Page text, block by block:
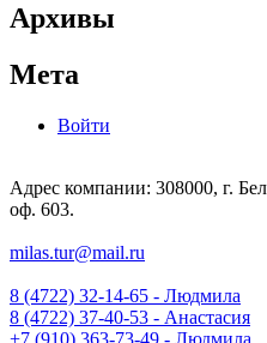
Архивы
Мета
Войти
Адрес компании: 308000, г.
оф. 603.
milas.tur@mail.ru
8 (4722) 32-14-65 - Людмила
8 (4722) 37-40-53 - Анастасия
+7 (910) 363-73-49 - Людмила